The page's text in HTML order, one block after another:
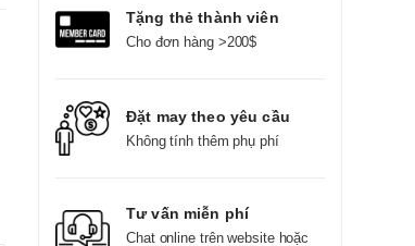
Tặng thẻ thành viên
Cho đơn hàng >200$
Đặt may theo yêu cầu
Không tính thêm phụ phí
Tư vấn miễn phí
Chat online trên website hoặc